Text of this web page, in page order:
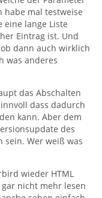
mal testweise
eine lange Liste
Eintrag ist. Und
dann auch wirklich
was anderes
das Abschalten
dass dadurch
kann. Aber dem
des
sein. Wer weiß was
wieder HTML
nicht mehr lesen